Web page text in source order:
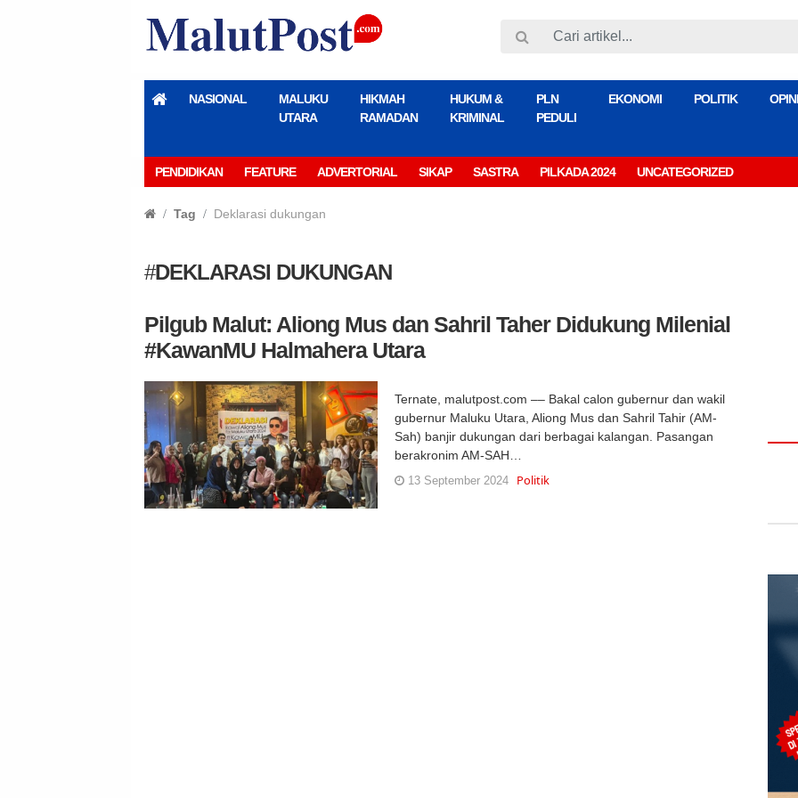
NASIONAL
MALUKU
UTARA
HIKMAH
RAMADAN
HUKUM &
KRIMINAL
PLN
PEDULI
EKONOMI POLITIK OPINI
PENDIDIKAN FEATURE ADVERTORIAL SIKAP SASTRA PILKADA 2024 UNCATEGORIZED
Tag Deklarasi dukungan
#DEKLARASI DUKUNGAN
Pilgub Malut: Aliong Mus dan Sahril Taher Didukung Milenial
#KawanMU Halmahera Utara
Ternate, malutpost.com –– Bakal calon gubernur dan wakil
gubernur Maluku Utara, Aliong Mus dan Sahril Tahir (AM-
Sah) banjir dukungan dari berbagai kalangan. Pasangan
berakronim AM-SAH…
13 September 2024 Politik